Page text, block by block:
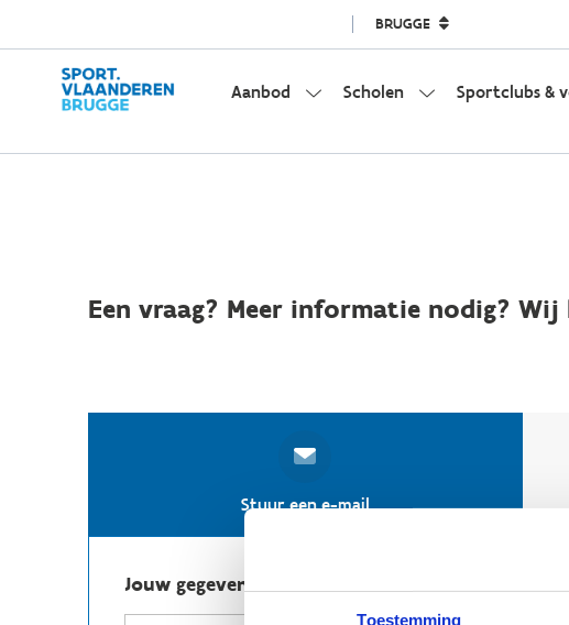
Toestemming
BRUGGE
Aanbod Scholen Sportclubs &
Een vraag? Meer informatie nodig? Wij
Stuur een e-mail
Jouw gegevens